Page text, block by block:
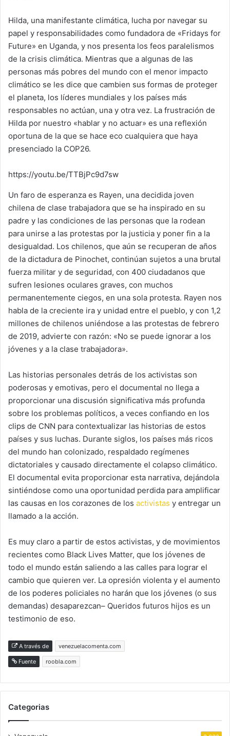
Hilda, una manifestante climática, lucha por navegar su
papel y responsabilidades como fundadora de «Fridays for
Future» en Uganda, y nos presenta los feos paralelismos
de la crisis climática. Mientras que a algunas de las
personas más pobres del mundo con el menor impacto
climático se les dice que cambien sus formas de proteger
el planeta, los líderes mundiales y los países más
responsables no actúan, una y otra vez. La frustración de
Hilda por nuestro «hablar y no actuar» es una reflexión
oportuna de la que se hace eco cualquiera que haya
presenciado la COP26.
https://youtu.be/TTBjPc9d7sw
Un faro de esperanza es Rayen, una decidida joven
chilena de clase trabajadora que se ha inspirado en su
padre y las condiciones de las personas que la rodean
para unirse a las protestas por la justicia y poner fin a la
desigualdad. Los chilenos, que aún se recuperan de años
de la dictadura de Pinochet, continúan sujetos a una brutal
fuerza militar y de seguridad, con 400 ciudadanos que
sufren lesiones oculares graves, con muchos
permanentemente ciegos, en una sola protesta. Rayen nos
habla de la creciente ira y unidad entre el pueblo, y con 1,2
millones de chilenos uniéndose a las protestas de febrero
de 2019, advierte con razón: «No se puede ignorar a los
jóvenes y a la clase trabajadora».
Las historias personales detrás de los activistas son
poderosas y emotivas, pero el documental no llega a
proporcionar una discusión significativa más profunda
sobre los problemas políticos, a veces confiando en los
clips de CNN para contextualizar las historias de estos
países y sus luchas. Durante siglos, los países más ricos
del mundo han colonizado, respaldado regímenes
dictatoriales y causado directamente el colapso climático.
El documental evita proporcionar esta narrativa, dejándola
sintiéndose como una oportunidad perdida para amplificar
las causas en los corazones de los activistas y entregar un
llamado a la acción.
Es muy claro a partir de estos activistas, y de movimientos
recientes como Black Lives Matter, que los jóvenes de
todo el mundo están saliendo a las calles para lograr el
cambio que quieren ver. La opresión violenta y el aumento
de los poderes policiales no harán que los jóvenes (o sus
demandas) desaparezcan– Queridos futuros hijos es un
testimonio de eso.
A través de venezuelacomenta.com
Fuente roobla.com
Categorias